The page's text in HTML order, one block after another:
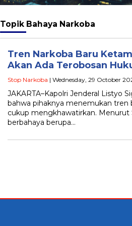
Topik Bahaya Narkoba
Tren Narkoba Baru
Akan Ada Terobosan
Stop Narkoba | Wednesday, 29 October
JAKARTA–Kapolri Jenderal Listyo
bahwa pihaknya menemukan tren
cukup mengkhawatirkan.
berbahaya berupa…